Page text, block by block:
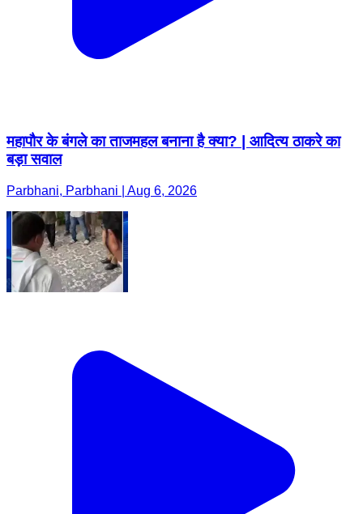
महापौर के बंगले का ताजमहल बनाना है क्या? | आदित्य ठाकरे का
बड़ा सवाल
Parbhani, Parbhani | Aug 6, 2026